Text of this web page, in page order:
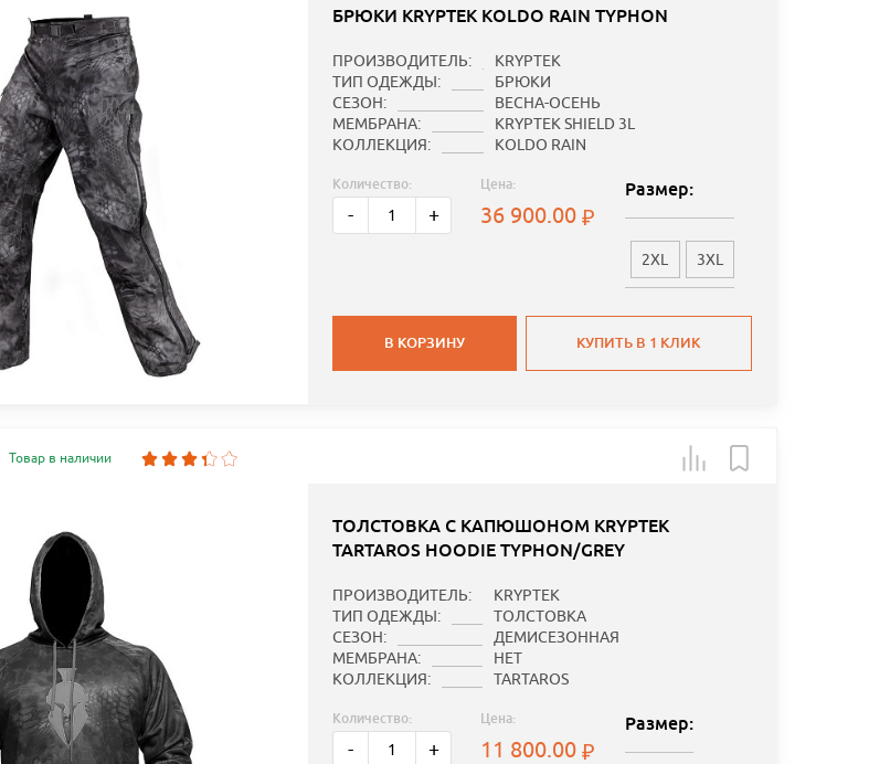
БРЮКИ KRYPTEK KOLDO RAIN TYPHON
ПРОИЗВОДИТЕЛЬ:
KRYPTEK
ТИП ОДЕЖДЫ:
БРЮКИ
СЕЗОН:
ВЕСНА-ОСЕНЬ
МЕМБРАНА:
KRYPTEK SHIELD 3L
КОЛЛЕКЦИЯ:
KOLDO RAIN
Количество:
- +
Цена:
36 900.00
Размер:
2XL 3XL
В КОРЗИНУ КУПИТЬ В 1 КЛИК
Товар в наличии
ТОЛСТОВКА С КАПЮШОНОМ KRYPTEK
TARTAROS HOODIE TYPHON/GREY
ПРОИЗВОДИТЕЛЬ:
KRYPTEK
ТИП ОДЕЖДЫ:
ТОЛСТОВКА
СЕЗОН:
ДЕМИСЕЗОННАЯ
МЕМБРАНА:
НЕТ
КОЛЛЕКЦИЯ:
TARTAROS
Количество:
- +
Цена:
11 800.00
Размер: